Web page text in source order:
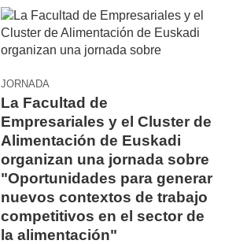
JORNADA
La Facultad de
Empresariales y el Cluster de
Alimentación de Euskadi
organizan una jornada sobre
"Oportunidades para generar
nuevos contextos de trabajo
competitivos en el sector de
la alimentación"